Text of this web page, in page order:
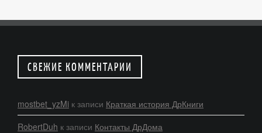
СВЕЖИЕ КОММЕНТАРИИ
mostbet_yzMi к записи Краткая история ДрКниги
RobertDuh к записи Контакты ДрДома